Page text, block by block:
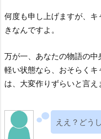
何度も申し上げますが、キ
きなんですよ。
万が一、あなたの物語の
軽い状態なら、おそらく
は、大変作りずらいと言え
ええ？どう